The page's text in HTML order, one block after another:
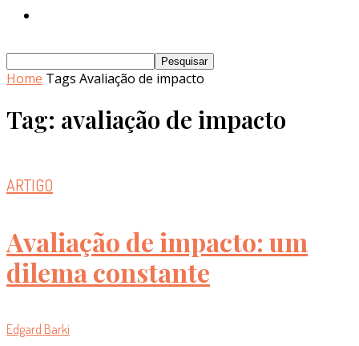
Home Tags Avaliação de impacto
Tag: avaliação de impacto
ARTIGO
Avaliação de impacto: um
dilema constante
Edgard Barki